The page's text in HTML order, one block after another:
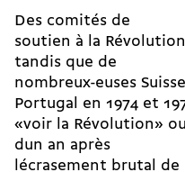
Des comités de
soutien à la
tandis que de
nombreux-euses
Portugal en 1974 et
«voir la Révolution»
dun an après
lécrasement brutal